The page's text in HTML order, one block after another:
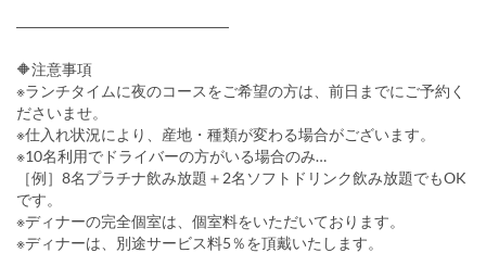
――――――――――――――
🔶注意事項
※ランチタイムに夜のコースをご希望の方は、前日までにご予約く
ださいませ。
※仕入れ状況により、産地・種類が変わる場合がございます。
※10名利用でドライバーの方がいる場合のみ…
［例］8名プラチナ飲み放題＋2名ソフトドリンク飲み放題でもOK
です。
※ディナーの完全個室は、個室料をいただいております。
※ディナーは、別途サービス料5％を頂戴いたします。